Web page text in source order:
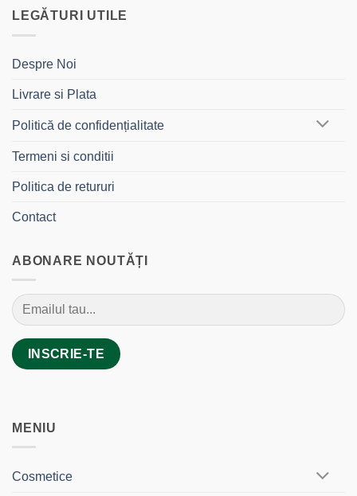
LEGĂTURI UTILE
Despre Noi
Livrare si Plata
Politică de confidențialitate
Termeni si conditii
Politica de retururi
Contact
ABONARE NOUTĂȚI
MENIU
Cosmetice